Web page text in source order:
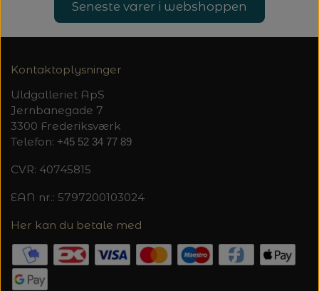
TRYKLÅSE
Seneste varer i webshoppen
Kontaktoplysninger
Uldgalleriet ApS
Jernbanegade 7
3300 Frederiksværk
Telefon: +45 52 34 77 89
CVR: 40745815
EAN nr.: 5797200103024
Her kan du betale med